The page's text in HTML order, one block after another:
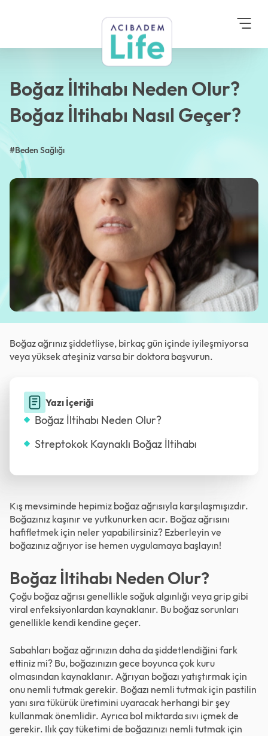
Beden Sağlığı
Boğaz İltihabı Nasıl Geçer?
Boğaz İltihabı Neden Olur?
Boğaz İltihabı Nasıl Geçer?
#Beden Sağlığı
Boğaz ağrınız şiddetliyse, birkaç gün içinde iyileşmiyorsa
veya yüksek ateşiniz varsa bir doktora başvurun.
Yazı İçeriği
Boğaz İltihabı Neden Olur?
Streptokok Kaynaklı Boğaz İltihabı
Kış mevsiminde hepimiz boğaz ağrısıyla karşılaşmışızdır.
Boğazınız kaşınır ve yutkunurken acır. Boğaz ağrısını
hafifletmek için neler yapabilirsiniz? Ezberleyin ve
boğazınız ağrıyor ise hemen uygulamaya başlayın!
Boğaz İltihabı Neden Olur?
Çoğu boğaz ağrısı genellikle soğuk algınlığı veya grip gibi
viral enfeksiyonlardan kaynaklanır. Bu boğaz sorunları
genellikle kendi kendine geçer.
Sabahları boğaz ağrınızın daha da şiddetlendiğini fark
ettiniz mi? Bu, boğazınızın gece boyunca çok kuru
olmasından kaynaklanır. Ağrıyan boğazı yatıştırmak için
onu nemli tutmak gerekir. Boğazı nemli tutmak için pastilin
yanı sıra tükürük üretimini uyaracak herhangi bir şey
kullanmak önemlidir. Ayrıca bol miktarda sıvı içmek de
gerekir. Ilık çay tüketimi de boğazınızı nemli tutmak için